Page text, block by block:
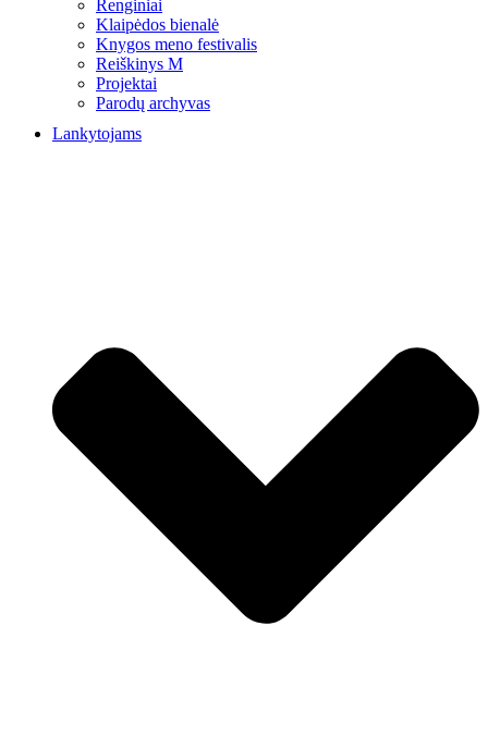
Renginiai
Klaipėdos bienalė
Knygos meno festivalis
Reiškinys M
Projektai
Parodų archyvas
Lankytojams